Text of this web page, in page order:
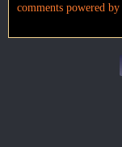
comments powered by